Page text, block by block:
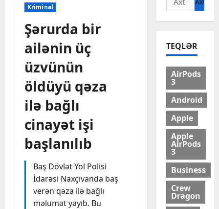
Kriminal
Şərurda bir
ailənin üç
üzvünün
öldüyü qəza
ilə bağlı
cinayət işi
başlanılıb
Baş Dövlət Yol Polisi
İdarəsi Naxçıvanda baş
verən qəza ilə bağlı
məlumat yayıb. Bu
TEQLƏR
AirPods
3
Android
Apple
Apple
AirPods
3
Business
Crew
Dragon